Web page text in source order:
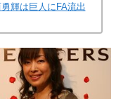
輝は巨人にFA流出